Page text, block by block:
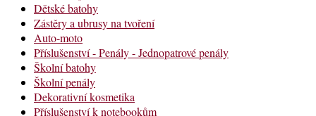
Dětské batohy
Zástěry a ubrusy na tvoření
Auto-moto
Příslušenství - Penály - Jednopatrové penály
Školní batohy
Školní penály
Dekorativní kosmetika
Příslušenství k notebookům